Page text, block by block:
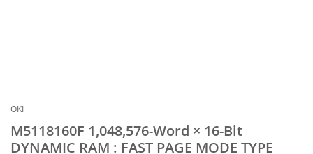
OKI
M5118160F 1,048,576-Word × 16-Bit
DYNAMIC RAM : FAST PAGE MODE TYPE